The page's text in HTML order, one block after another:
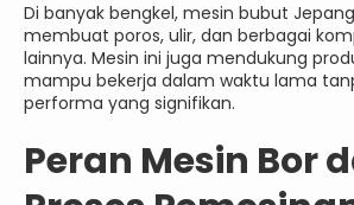
Di banyak bengkel, mesin bubut
membuat poros, ulir, dan berbagai
lainnya. Mesin ini juga mendukung
mampu bekerja dalam waktu lama
performa yang signifikan.
Peran Mesin Bor